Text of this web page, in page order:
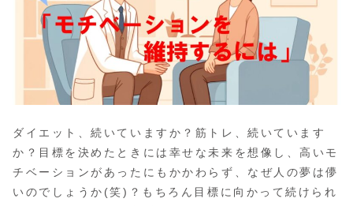
ダイエット、続いていますか？筋トレ、続いています
か？目標を決めたときには幸せな未来を想像し、高いモ
チベーションがあったにもかかわらず、なぜ人の夢は儚
いのでしょうか(笑)？もちろん目標に向かって続けられ